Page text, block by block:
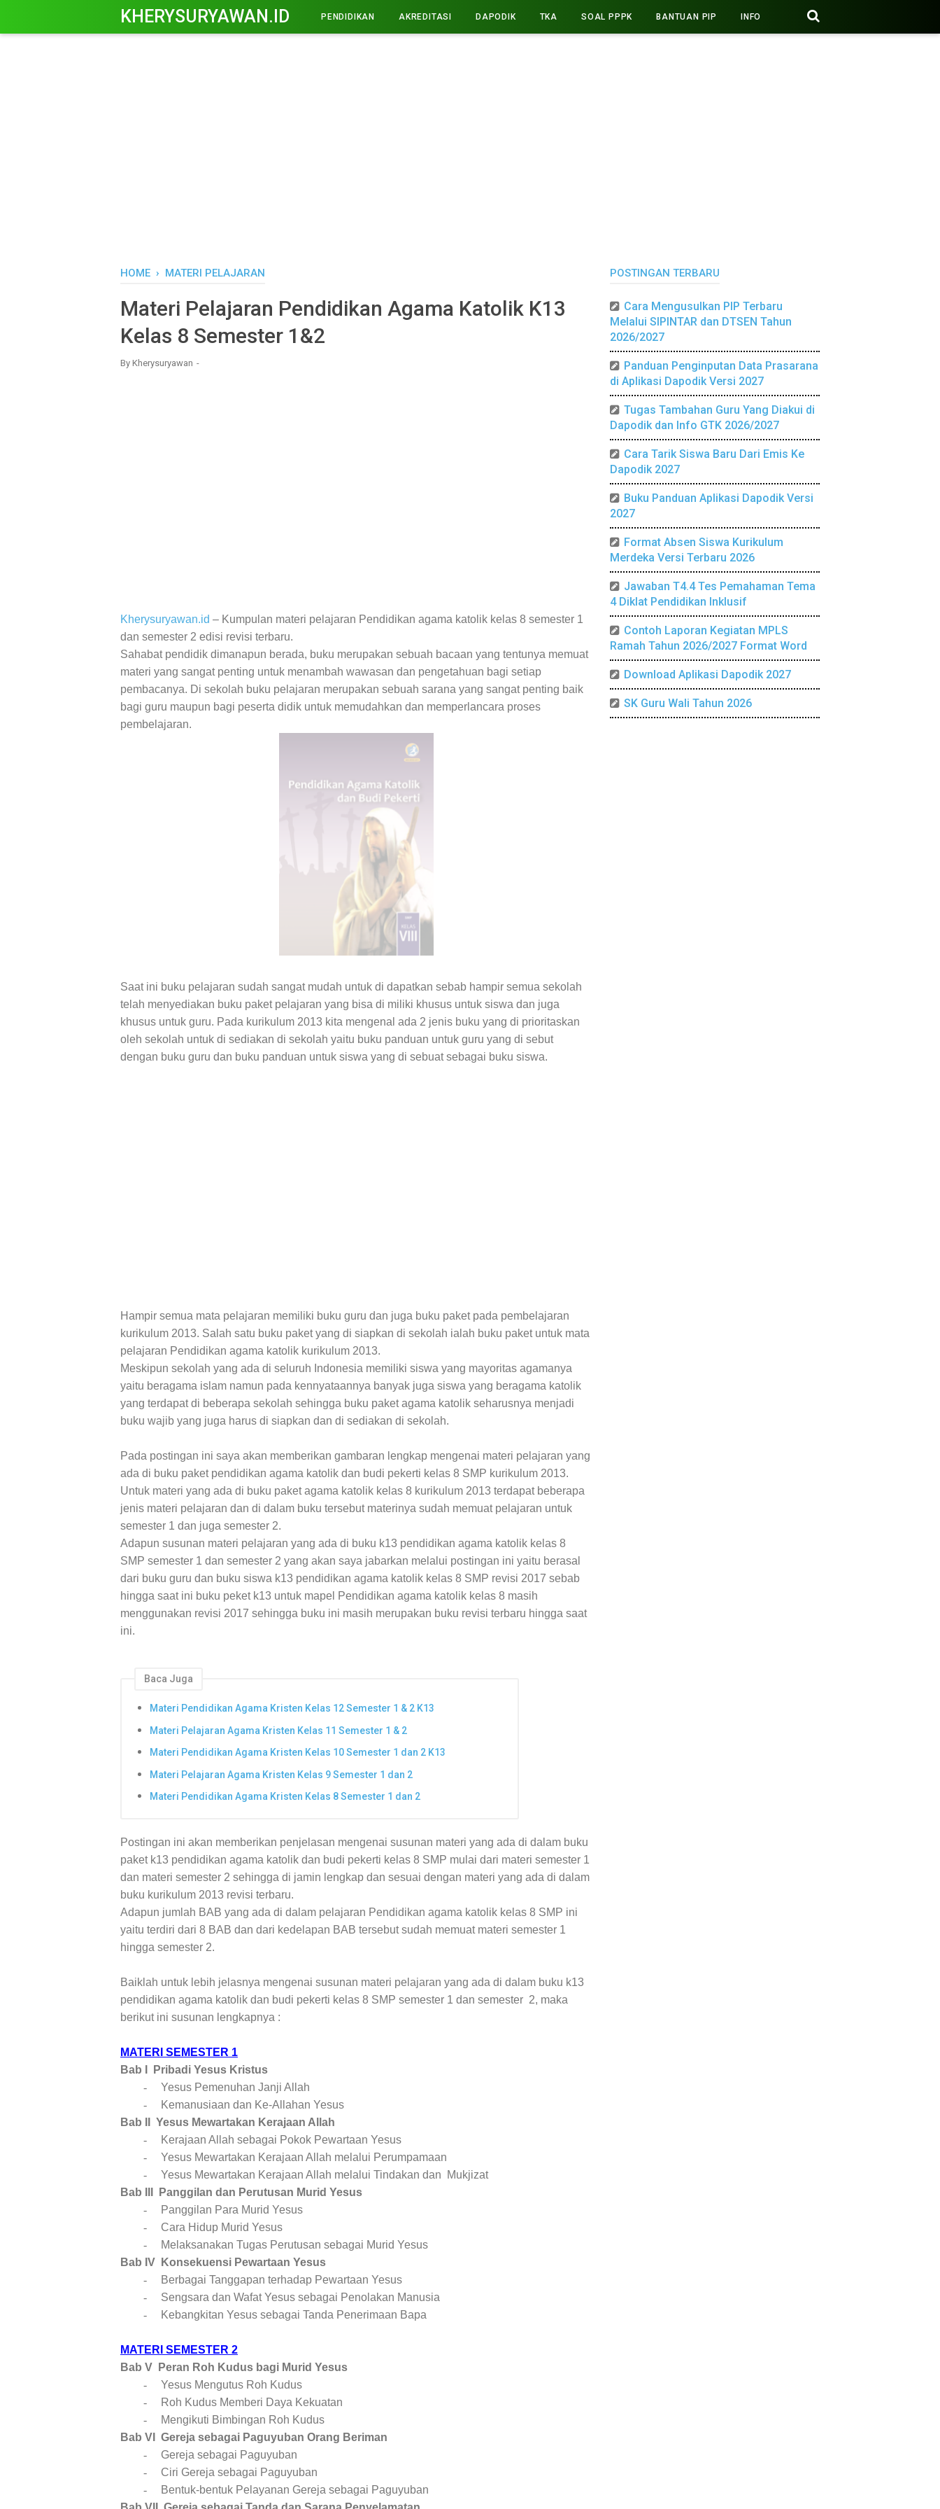
KHERYSURYAWAN.ID PENDIDIKAN AKREDITASI DAPODIK TKA SOAL PPPK BANTUAN PIP INFO
HOME › MATERI PELAJARAN
Materi Pelajaran Pendidikan Agama Katolik K13
Kelas 8 Semester 1&2
By Kherysuryawan
Kherysuryawan.id – Kumpulan materi pelajaran Pendidikan agama katolik kelas 8 semester 1
dan semester 2 edisi revisi terbaru.
Sahabat pendidik dimanapun berada, buku merupakan sebuah bacaan yang tentunya memuat
materi yang sangat penting untuk menambah wawasan dan pengetahuan bagi setiap
pembacanya. Di sekolah buku pelajaran merupakan sebuah sarana yang sangat penting baik
bagi guru maupun bagi peserta didik untuk memudahkan dan memperlancara proses
pembelajaran.
Saat ini buku pelajaran sudah sangat mudah untuk di dapatkan sebab hampir semua sekolah
telah menyediakan buku paket pelajaran yang bisa di miliki khusus untuk siswa dan juga
khusus untuk guru. Pada kurikulum 2013 kita mengenal ada 2 jenis buku yang di prioritaskan
oleh sekolah untuk di sediakan di sekolah yaitu buku panduan untuk guru yang di sebut
dengan buku guru dan buku panduan untuk siswa yang di sebuat sebagai buku siswa.
Hampir semua mata pelajaran memiliki buku guru dan juga buku paket pada pembelajaran
kurikulum 2013. Salah satu buku paket yang di siapkan di sekolah ialah buku paket untuk mata
pelajaran Pendidikan agama katolik kurikulum 2013.
Meskipun sekolah yang ada di seluruh Indonesia memiliki siswa yang mayoritas agamanya
yaitu beragama islam namun pada kennyataannya banyak juga siswa yang beragama katolik
yang terdapat di beberapa sekolah sehingga buku paket agama katolik seharusnya menjadi
buku wajib yang juga harus di siapkan dan di sediakan di sekolah.
Pada postingan ini saya akan memberikan gambaran lengkap mengenai materi pelajaran yang
ada di buku paket pendidikan agama katolik dan budi pekerti kelas 8 SMP kurikulum 2013.
Untuk materi yang ada di buku paket agama katolik kelas 8 kurikulum 2013 terdapat beberapa
jenis materi pelajaran dan di dalam buku tersebut materinya sudah memuat pelajaran untuk
semester 1 dan juga semester 2.
Adapun susunan materi pelajaran yang ada di buku k13 pendidikan agama katolik kelas 8
SMP semester 1 dan semester 2 yang akan saya jabarkan melalui postingan ini yaitu berasal
dari buku guru dan buku siswa k13 pendidikan agama katolik kelas 8 SMP revisi 2017 sebab
hingga saat ini buku peket k13 untuk mapel Pendidikan agama katolik kelas 8 masih
menggunakan revisi 2017 sehingga buku ini masih merupakan buku revisi terbaru hingga saat
ini.
Baca Juga
Materi Pendidikan Agama Kristen Kelas 12 Semester 1 & 2 K13
Materi Pelajaran Agama Kristen Kelas 11 Semester 1 & 2
Materi Pendidikan Agama Kristen Kelas 10 Semester 1 dan 2 K13
Materi Pelajaran Agama Kristen Kelas 9 Semester 1 dan 2
Materi Pendidikan Agama Kristen Kelas 8 Semester 1 dan 2
Postingan ini akan memberikan penjelasan mengenai susunan materi yang ada di dalam buku
paket k13 pendidikan agama katolik dan budi pekerti kelas 8 SMP mulai dari materi semester 1
dan materi semester 2 sehingga di jamin lengkap dan sesuai dengan materi yang ada di dalam
buku kurikulum 2013 revisi terbaru.
Adapun jumlah BAB yang ada di dalam pelajaran Pendidikan agama katolik kelas 8 SMP ini
yaitu terdiri dari 8 BAB dan dari kedelapan BAB tersebut sudah memuat materi semester 1
hingga semester 2.
Baiklah untuk lebih jelasnya mengenai susunan materi pelajaran yang ada di dalam buku k13
pendidikan agama katolik dan budi pekerti kelas 8 SMP semester 1 dan semester 2, maka
berikut ini susunan lengkapnya :
MATERI SEMESTER 1
Bab I
Pribadi Yesus Kristus
-
Yesus Pemenuhan Janji Allah
-
Kemanusiaan dan Ke-Allahan Yesus
Bab II
Yesus Mewartakan Kerajaan Allah
-
Kerajaan Allah sebagai Pokok Pewartaan Yesus
-
Yesus Mewartakan Kerajaan Allah melalui Perumpamaan
-
Yesus Mewartakan Kerajaan Allah melalui Tindakan dan
Mukjizat
Bab III
Panggilan dan Perutusan Murid Yesus
-
Panggilan Para Murid Yesus
-
Cara Hidup Murid Yesus
-
Melaksanakan Tugas Perutusan sebagai Murid Yesus
Bab IV Konsekuensi Pewartaan Yesus
-
Berbagai Tanggapan terhadap Pewartaan Yesus
-
Sengsara dan Wafat Yesus sebagai Penolakan Manusia
-
Kebangkitan Yesus sebagai Tanda Penerimaan Bapa
MATERI SEMESTER 2
Bab V
Peran Roh Kudus bagi Murid Yesus
-
Yesus Mengutus Roh Kudus
-
Roh Kudus Memberi Daya Kekuatan
-
Mengikuti Bimbingan Roh Kudus
Bab VI
Gereja sebagai Paguyuban Orang Beriman
-
Gereja sebagai Paguyuban
-
Ciri Gereja sebagai Paguyuban
-
Bentuk-bentuk Pelayanan Gereja sebagai Paguyuban
POSTINGAN TERBARU
Cara Mengusulkan PIP Terbaru
Melalui SIPINTAR dan DTSEN Tahun
2026/2027
Panduan Penginputan Data Prasarana
di Aplikasi Dapodik Versi 2027
Tugas Tambahan Guru Yang Diakui di
Dapodik dan Info GTK 2026/2027
Cara Tarik Siswa Baru Dari Emis Ke
Dapodik 2027
Buku Panduan Aplikasi Dapodik Versi
2027
Format Absen Siswa Kurikulum
Merdeka Versi Terbaru 2026
Jawaban T4.4 Tes Pemahaman Tema
4 Diklat Pendidikan Inklusif
Contoh Laporan Kegiatan MPLS
Ramah Tahun 2026/2027 Format Word
Download Aplikasi Dapodik 2027
SK Guru Wali Tahun 2026